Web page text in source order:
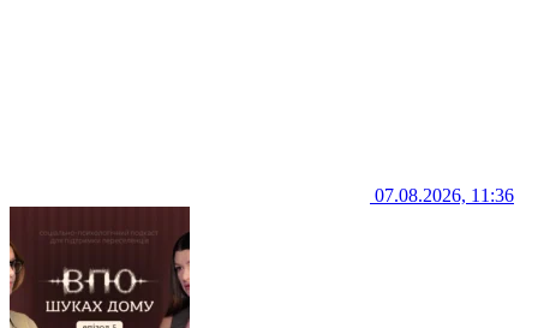
07.08.2026, 11:36